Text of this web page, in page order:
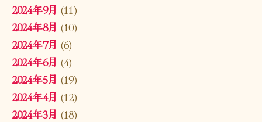
2024年9月 (11)
2024年8月 (10)
2024年7月 (6)
2024年6月 (4)
2024年5月 (19)
2024年4月 (12)
2024年3月 (18)